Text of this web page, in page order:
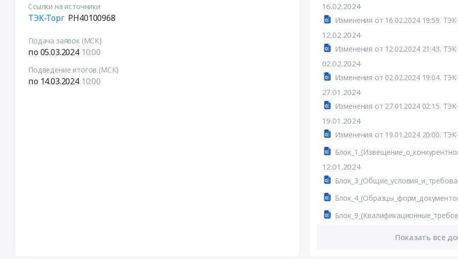
Ссылки на источники
ТЭК-Торг РН40100968
Подача заявок (МСК)
по 05.03.2024 10:00
Подведение итогов (МСК)
по 14.03.2024 10:00
16.02.2024
Изменения от 16.02.2024 19:59.
12.02.2024
Изменения от 12.02.2024 21:43.
02.02.2024
Изменения от 02.02.2024 19:04.
27.01.2024
Изменения от 27.01.2024 02:15.
19.01.2024
Изменения от 19.01.2024 20:00.
12.01.2024
Показать все